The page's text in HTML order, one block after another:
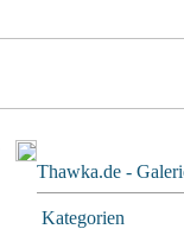
Thawka.de -
Kategorien